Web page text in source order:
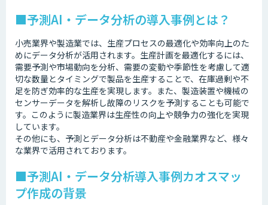
■予測AI・データ分析の導入事例とは？
小売業界や製造業では、生産プロセスの最適化や効率向上のた
めにデータ分析が活用されます。生産計画を最適化するには、
需要予測や市場動向を分析、需要の変動や季節性を考慮して適
切な数量とタイミングで製品を生産することで、在庫過剰や不
足を防ぎ効率的な生産を実現します。また、製造装置や機械の
センサーデータを解析し故障のリスクを予測することも可能で
す。このように製造業界は生産性の向上や競争力の強化を実現
しています。
その他にも、予測とデータ分析は不動産や金融業界など、様々
な業界で活用されております。
■予測AI・データ分析導入事例カオスマッ
プ作成の背景